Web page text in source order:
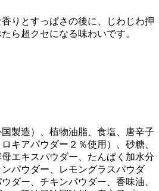
りとすっぱさの後に、じわじわ押
ら超クセになる味わいです。
製造）、植物油脂、食塩、唐辛子
キアパウダー２％使用）、砂糖、
エキスパウダー、たんぱく加水分
パウダー、レモングラスパウダ
ダー、チキンパウダー、香味油、